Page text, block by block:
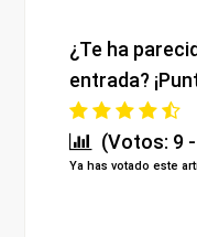
¿Te ha
entrada?
(Votos: 9
Ya has votado este